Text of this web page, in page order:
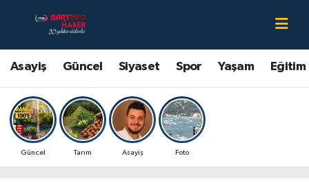
Asayiş Güncel Siyaset Spor Yaşam Eğitim
Güncel Tarım Asayiş Foto
Asayiş
Bartın Hakkında
Çevre
Eğitim
Bartın Nöbetçi Eczaneler
Bartın Hava Durumu
Bartin Namaz Vakitleri
Bartın Trafik Yoğunluk Haritası